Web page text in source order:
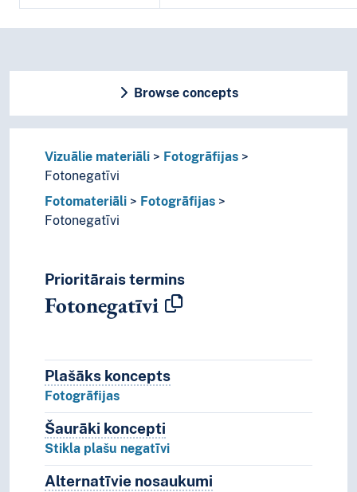
Browse concepts
Vizuālie materiāli
Fotogrāfijas
Fotonegatīvi
Fotomateriāli
Fotogrāfijas
Fotonegatīvi
Prioritārais termins
Fotonegatīvi
Plašāks konceptsPlašāks koncepts
Fotogrāfijas
Šaurāki koncepti
Stikla plašu negatīvi
Alternatīvie nosaukumi